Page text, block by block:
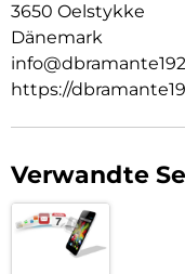
3650 Oelstykke
Dänemark
https://
Verwandte